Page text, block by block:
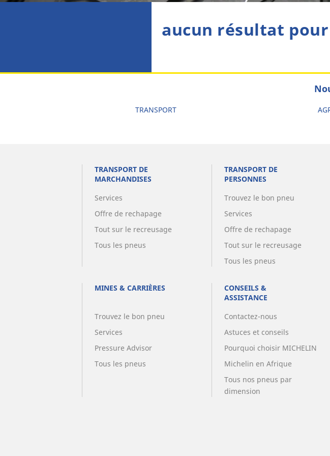
aucun résultat
TRANSPORT
TRANSPORT DE
MARCHANDISES
Services
Offre de rechapage
Tout sur le recreusage
Tous les pneus
TRANSPORT DE
PERSONNES
Trouvez le bon pneu
Services
Offre de rechapage
Tout sur le recreusage
Tous les pneus
MINES & CARRIÈRES
Trouvez le bon pneu
Services
Pressure Advisor
Tous les pneus
CONSEILS &
ASSISTANCE
Contactez-nous
Astuces et conseils
Pourquoi choisir MICHELIN
Michelin en Afrique
Tous nos pneus par
dimension